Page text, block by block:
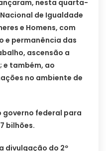
nesta quarta-
de Igualdade
e Homens, com
e permanência das
ascensão a
e também, ao
no ambiente de
federal para
bilhões.
divulgação do 2º